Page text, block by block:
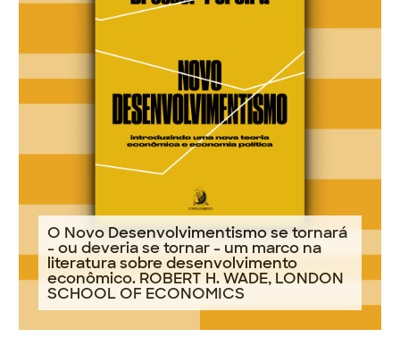
O Novo Desenvolvimentismo se tornará
- ou deveria se tornar - um marco na
literatura sobre desenvolvimento
econômico. ROBERT H. WADE, LONDON
SCHOOL OF ECONOMICS